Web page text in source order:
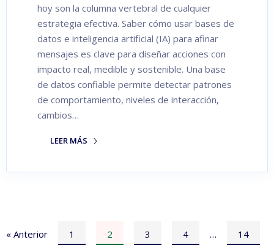
hoy son la columna vertebral de cualquier
estrategia efectiva. Saber cómo usar bases de
datos e inteligencia artificial (IA) para afinar
mensajes es clave para diseñar acciones con
impacto real, medible y sostenible. Una base
de datos confiable permite detectar patrones
de comportamiento, niveles de interacción,
cambios…
LEER MÁS
« Anterior 1 2 3 4 …
14